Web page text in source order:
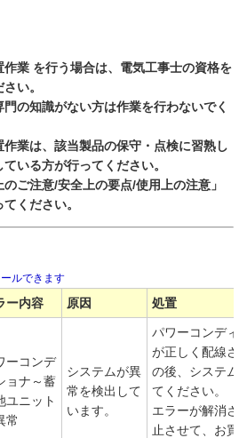
作業 を行う場合は、電気工事士の資格を
い。
の知識がない方は作業を行わないでく
作業は、該当製品の保守・点検に習熟し
いる方が行ってください。
ご注意/安全上の要点/使用上の注意」
ください。
ー内容 原因 処置
ーコンデ
ョナ～蓄
ユニット
常
システムが異
常を検出して
います。
パワーコンディ
が正しく配線さ
の後、システム
てください。
エラーが解消さ
止させて、お買